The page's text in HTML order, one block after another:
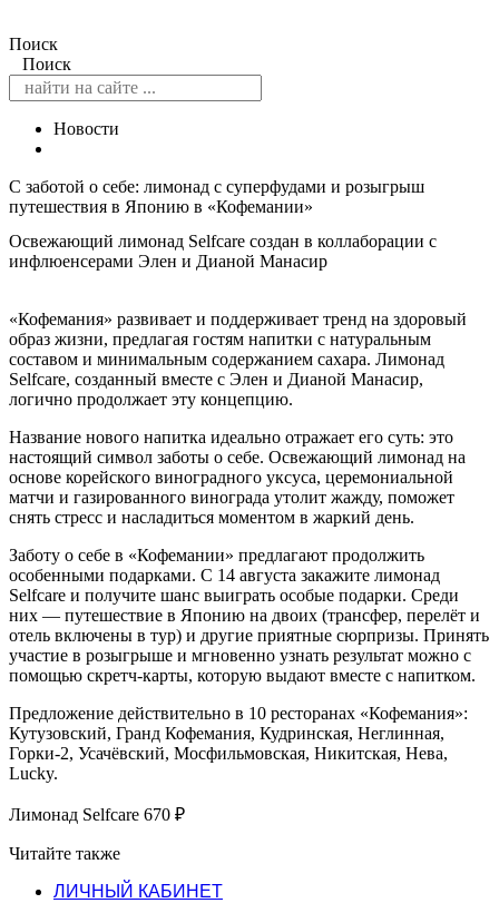
Поиск
Поиск
Новости
С заботой о себе: лимонад с суперфудами и розыгрыш
путешествия в Японию в «Кофемании»
Освежающий лимонад Selfcare создан в коллаборации с
инфлюенсерами Элен и Дианой Манасир
«Кофемания» развивает и поддерживает тренд на здоровый
образ жизни, предлагая гостям напитки с натуральным
составом и минимальным содержанием сахара. Лимонад
Selfcare, созданный вместе с Элен и Дианой Манасир,
логично продолжает эту концепцию.
Название нового напитка идеально отражает его суть: это
настоящий символ заботы о себе. Освежающий лимонад на
основе корейского виноградного уксуса, церемониальной
матчи и газированного винограда утолит жажду, поможет
снять стресс и насладиться моментом в жаркий день.
Заботу о себе в «Кофемании» предлагают продолжить
особенными подарками. С 14 августа закажите лимонад
Selfcare и получите шанс выиграть особые подарки. Среди
них — путешествие в Японию на двоих (трансфер, перелёт и
отель включены в тур) и другие приятные сюрпризы. Принять
участие в розыгрыше и мгновенно узнать результат можно с
помощью скретч-карты, которую выдают вместе с напитком.
Предложение действительно в 10 ресторанах «Кофемания»:
Кутузовский, Гранд Кофемания, Кудринская, Неглинная,
Горки-2, Усачёвский, Мосфильмовская, Никитская, Нева,
Lucky.
Лимонад Selfcare 670 ₽
Читайте также
ЛИЧНЫЙ КАБИНЕТ